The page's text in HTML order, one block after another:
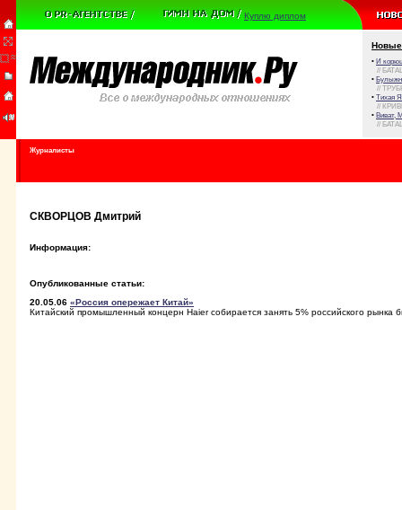
Куплю диплом
Новые
• И
//
•
//
• Тихая
//
• Виват,
//
Журналисты
СКВОРЦОВ Дмитрий
Информация:
Опубликованные статьи:
20.05.06 «Россия опережает Китай»
Китайский промышленный концерн Haier собирается занять 5% российского рынка